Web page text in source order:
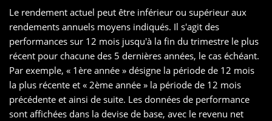
Le rendement actuel peut être inférieur ou supérieur aux
rendements annuels moyens indiqués. Il s'agit des
performances sur 12 mois jusqu'à la fin du trimestre le plus
récent pour chacune des 5 dernières années, le cas échéant.
Par exemple, « 1ère année » désigne la période de 12 mois
la plus récente et « 2ème année » la période de 12 mois
précédente et ainsi de suite. Les données de performance
sont affichées dans la devise de base, avec le revenu net